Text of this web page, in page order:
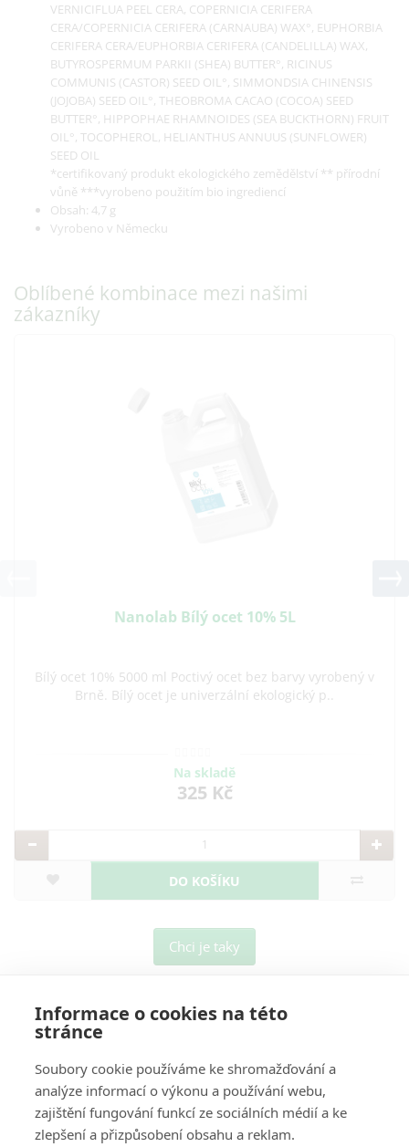
Informace o cookies na této
stránce
Soubory cookie používáme ke shromažďování a
analýze informací o výkonu a používání webu,
zajištění fungování funkcí ze sociálních médií a ke
zlepšení a přizpůsobení obsahu a reklam.
VERNICIFLUA PEEL CERA, COPERNICIA CERIFERA
CERA/COPERNICIA CERIFERA (CARNAUBA) WAX°, EUPHORBIA
CERIFERA CERA/EUPHORBIA CERIFERA (CANDELILLA) WAX,
BUTYROSPERMUM PARKII (SHEA) BUTTER°, RICINUS
COMMUNIS (CASTOR) SEED OIL°, SIMMONDSIA CHINENSIS
(JOJOBA) SEED OIL°, THEOBROMA CACAO (COCOA) SEED
BUTTER°, HIPPOPHAE RHAMNOIDES (SEA BUCKTHORN) FRUIT
OIL°, TOCOPHEROL, HELIANTHUS ANNUUS (SUNFLOWER)
SEED OIL
*certifikovaný produkt ekologického zemědělství ** přírodní
vůně ***vyrobeno použitím bio ingrediencí
Obsah: 4,7 g
Vyrobeno v Německu
Oblíbené kombinace mezi našimi
zákazníky
Nanolab Bílý ocet 10% 5L
Bílý ocet 10% 5000 ml Poctivý ocet bez barvy vyrobený v
Brně. Bílý ocet je univerzální ekologický p..
Na skladě
325 Kč
DO KOŠÍKU
Chci je taky
O Nás
Pro Zákazníky